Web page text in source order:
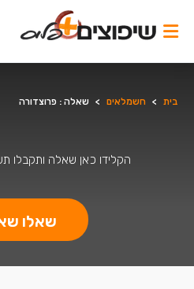
בית > חשמלאים > שאלה : פרוצדורה
הקלידו כאן שאלה ותקבלו
שאלו